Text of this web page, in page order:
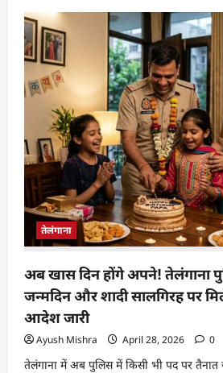
तेलंगाना
अब खास दिन होंगे अपने! तेलंगाना
जन्मदिन और शादी सालगिरह पर
आदेश जारी
Ayush Mishra April 28, 2026 0
तेलंगाना में अब पुलिस में किसी भी पद पर